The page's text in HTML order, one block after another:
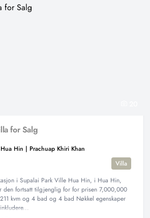
for Salg
Hin | Prachuap Khiri Khan
Villa
i Supalai Park Ville Hua Hin, i Hua Hin,
den fortsatt tilgjenglig for for prisen 7,000,000
kvm og 4 bad og 4 bad Nøkkel egenskaper